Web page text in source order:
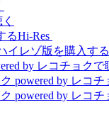
Hi-Res